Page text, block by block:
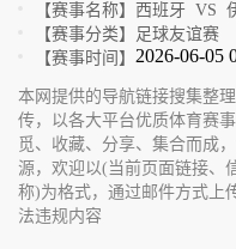
【赛事名称】 西班牙 VS
【赛事分类】
足球友谊赛
【赛事时间】 2026-06-05
本网提供的导航链接搜集整
传，以各大平台优质体育赛
觅、收藏、分享、集合而成
源，欢迎以(当前页面链接、
称)为格式，通过邮件方式上
法违规内容